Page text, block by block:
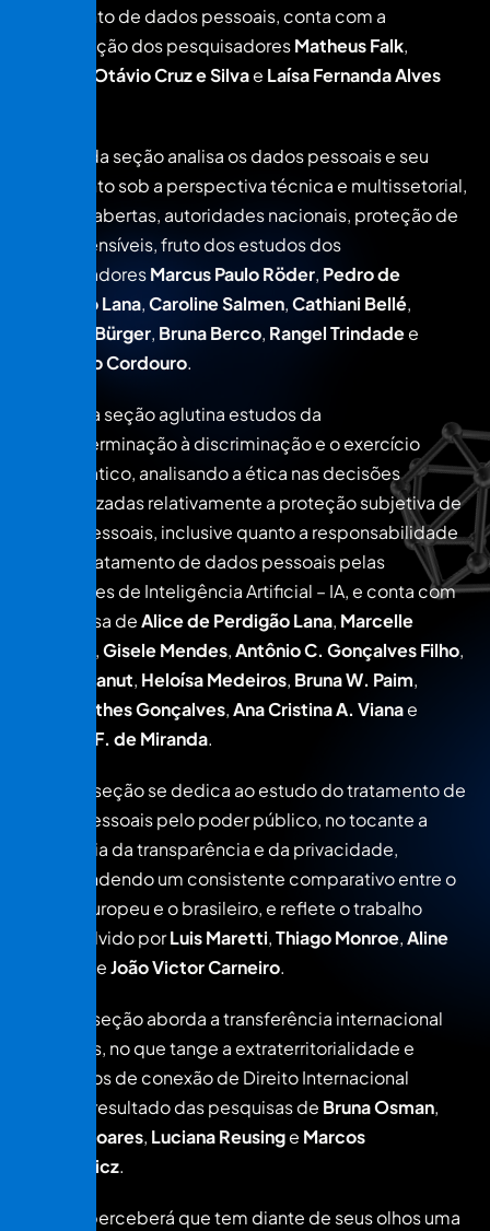
tratamento de dados pessoais, conta com a
contribuição dos pesquisadoresMatheus Falk,
Rodrigo Otávio Cruz e Silvae Laísa Fernanda Alves
A segunda seção analisa os dados pessoais e seu
tratamento sob a perspectiva técnica e multissetorial,
cláusula abertas, autoridades nacionais, proteção de
dados sensíveis, fruto dos estudos dos
pesquisadoresMarcus Paulo Röder, Pedro de
Perdigão Lana,Caroline Salmen,Cathiani Bellé,
Marcelo Bürger, Bruna Berco, Rangel Trindadee
Leonardo Cordouro.
A terceira seção aglutina estudos da
autodeterminação à discriminação e o exercício
democrático, analisando a ética nas decisões
automatizadas relativamente a proteção subjetiva de
dados pessoais, inclusive quanto a responsabilidade
civil no tratamento de dados pessoais pelas
aplicações de Inteligência Artificial – IA, e conta com
a pesquisa deAlice de Perdigão Lana, Marcelle
,Gisele Mendes,Antônio C. Gonçalves Filho,
Letícia Canut, Heloísa Medeiros, Bruna W. Paim,
Lukas Ruthes Gonçalves,Ana Cristina A. Vianae
Carolina F. de Miranda.
A quarta seção se dedica ao estudo do tratamento de
dados pessoais pelo poder público, no tocante a
dicotomia da transparência e da privacidade,
empreendendo um consistente comparativo entre o
direito europeu e o brasileiro, e reflete o trabalho
desenvolvido porLuis Maretti,Thiago Monroe,Aline
eJoão Victor Carneiro.
A quinta seção aborda a transferência internacional
de dados, no que tange a extraterritorialidade e
elementos de conexão de Direito Internacional
Privado, resultado das pesquisas de Bruna Osman,
Jessica Soares, Luciana Reusinge Marcos
Wachowicz.
O leitor perceberá que tem diante de seus olhos uma